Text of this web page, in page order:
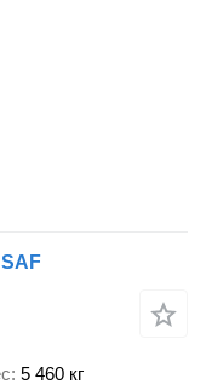
5 460 кг